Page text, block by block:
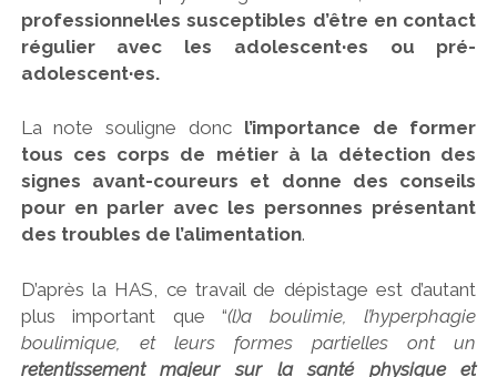
professionnel·les susceptibles d’être en contact
régulier avec les adolescent·es ou pré-
adolescent·es.
La note souligne donc l’importance de former
tous ces corps de métier à la détection des
signes avant-coureurs et donne des conseils
pour en parler avec les personnes présentant
des troubles de l’alimentation.
D’après la HAS, ce travail de dépistage est d’autant
plus important que “(l)a boulimie, l’hyperphagie
boulimique, et leurs formes partielles ont un
retentissement majeur sur la santé physique et